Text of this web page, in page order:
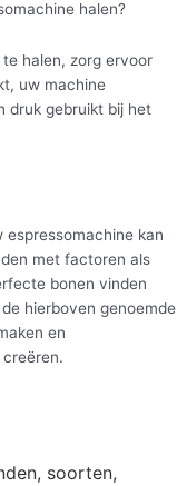
halen?
halen, zorg ervoor
uw machine
druk gebruikt bij het
kan
met factoren als
bonen vinden
hierboven genoemde
en
soorten,